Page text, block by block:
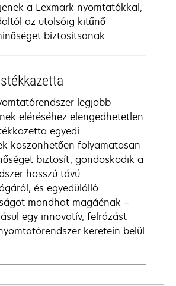
a Lexmark nyomtatókkal,
az utolsóig kitűnő
biztosítsanak.
legjobb
eléréséhez elengedhetetlen
egyedi
köszönhetően folyamatosan
biztosít, gondoskodik a
hosszú távú
és egyedülálló
mondhat magáénak –
egy innovatív, felrázást
keretein belül